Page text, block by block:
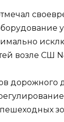
возле СШ
дорожного